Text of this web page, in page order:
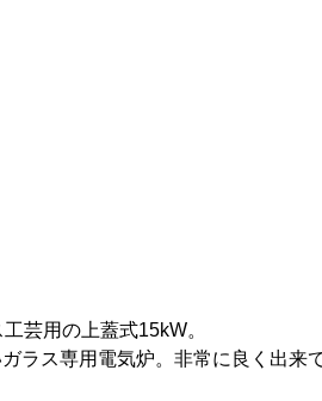
芸用の上蓋式15kW。
ラス専用電気炉。非常に良く出来